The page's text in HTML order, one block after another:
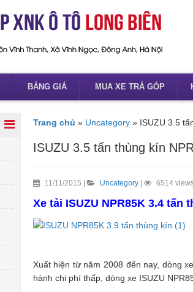
BẢNG GIÁ MUA XE TRẢ GÓP
Trang chủ » Uncategory »ISUZU 3.5
ISUZU 3.5 tấn thùng kín
11/11/2015 | Uncategory| 6514 views
Xe tải ISUZU NPR85K 3.4 tấn
Xuất hiện từ năm 2008 đến nay, dòng
hành chi phí thấp, dòng xe ISUZU